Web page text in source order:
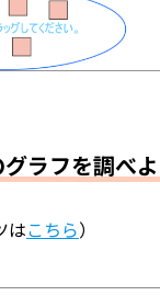
ラフを調べ
はこちら）